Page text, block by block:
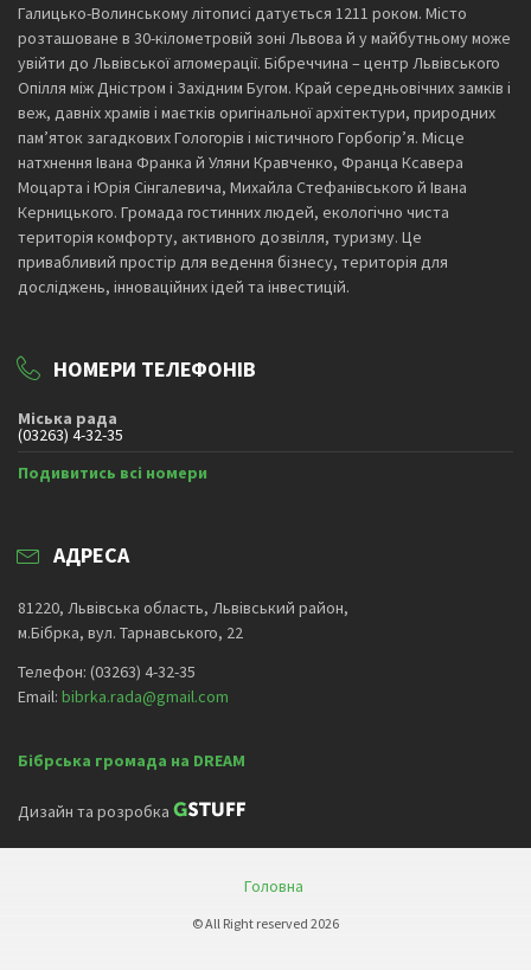
Галицько-Волинському літописі датується 1211 роком. Місто
розташоване в 30-кілометровій зоні Львова й у майбутньому може
увійти до Львівської агломерації. Бібреччина – центр Львівського
Опілля між Дністром і Західним Бугом. Край середньовічних замків і
веж, давніх храмів і маєтків оригінальної архітектури, природних
пам’яток загадкових Гологорів і містичного Горбогір’я. Місце
натхнення Івана Франка й Уляни Кравченко, Франца Ксавера
Моцарта і Юрія Сінгалевича, Михайла Стефанівського й Івана
Керницького. Громада гостинних людей, екологічно чиста
територія комфорту, активного дозвілля, туризму. Це
привабливий простір для ведення бізнесу, територія для
досліджень, інноваційних ідей та інвестицій.
НОМЕРИ ТЕЛЕФОНІВ
Міська рада
(03263) 4-32-35
Подивитись всі номери
АДРЕСА
81220, Львівська область, Львівський район,
м.Бібрка, вул. Тарнавського, 22
Телефон: (03263) 4-32-35
Email: bibrka.rada@gmail.com
Бібрська громада на DREAM
Дизайн та розробка
Головна
© All Right reserved 2026